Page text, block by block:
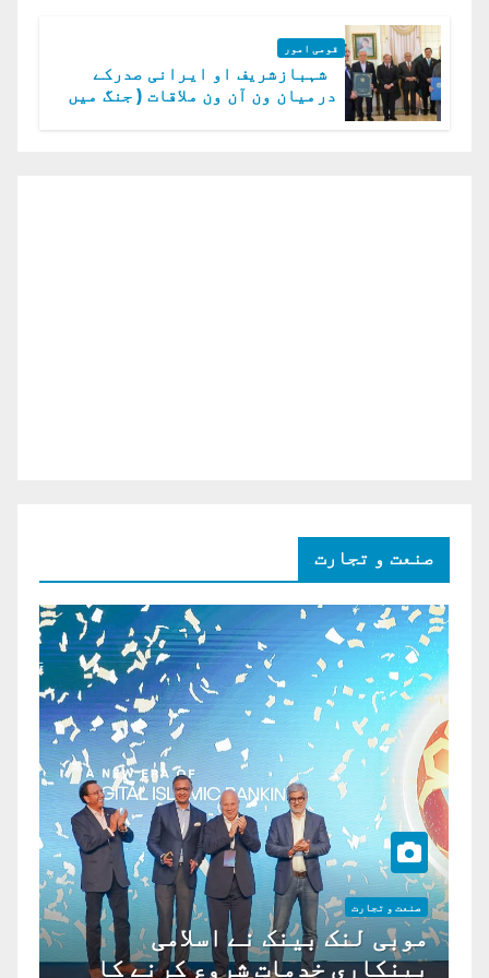
قومی امور
شہبازشریف او ایرانی صدرکے
درمیان ون آن ون ملاقات ( جنگ میں
صنعت و تجارت
صنعت و تجارت
موبی لنک بینک نے اسلامی
بینکاری خدمات شروع کرنے کا